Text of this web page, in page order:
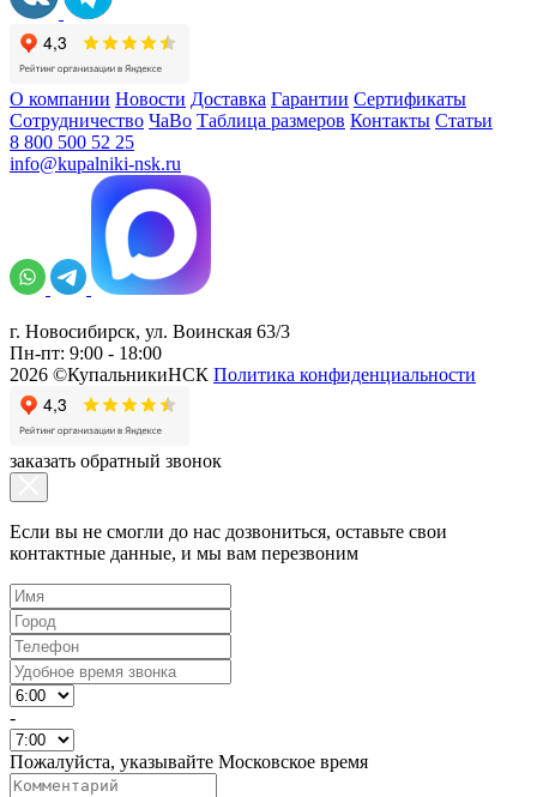
О компании Новости Доставка Гарантии Сертификаты
Сотрудничество ЧаВо Таблица размеров Контакты Статьи
8 800 500 52 25
info@kupalniki-nsk.ru
г. Новосибирск, ул. Воинская 63/3
Пн-пт: 9:00 - 18:00
2026 ©КупальникиНСК Политика конфиденциальности
заказать обратный звонок
Если вы не смогли до нас дозвониться, оставьте свои
контактные данные, и мы вам перезвоним
-
Пожалуйста, указывайте Московское время